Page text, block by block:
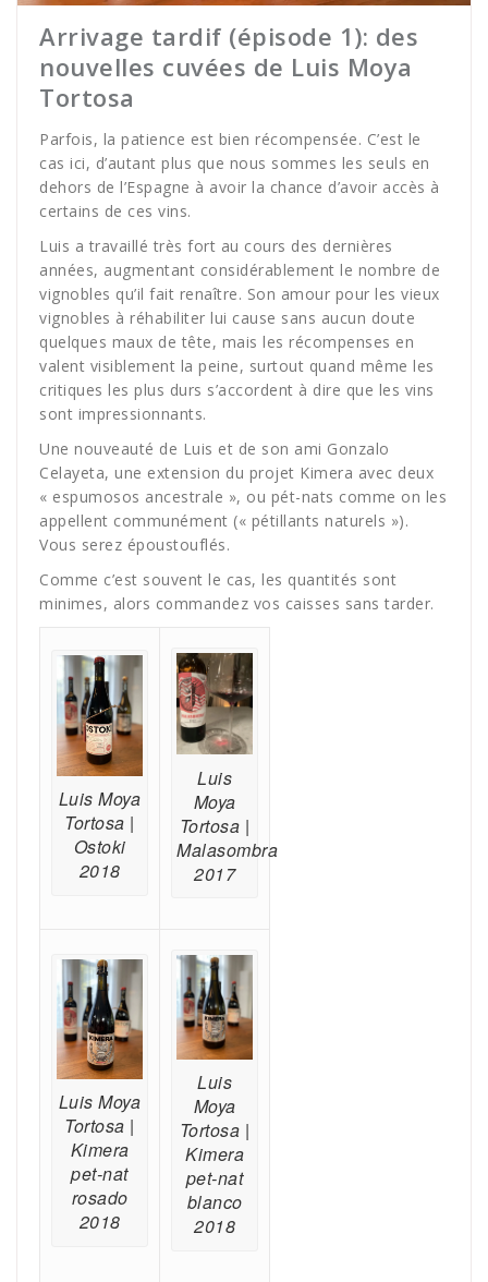
Arrivage tardif (épisode 1): des
nouvelles cuvées de Luis Moya
Tortosa
Parfois, la patience est bien récompensée. C’est le
cas ici, d’autant plus que nous sommes les seuls en
dehors de l’Espagne à avoir la chance d’avoir accès à
certains de ces vins.
Luis a travaillé très fort au cours des dernières
années, augmentant considérablement le nombre de
vignobles qu’il fait renaître. Son amour pour les vieux
vignobles à réhabiliter lui cause sans aucun doute
quelques maux de tête, mais les récompenses en
valent visiblement la peine, surtout quand même les
critiques les plus durs s’accordent à dire que les vins
sont impressionnants.
Une nouveauté de Luis et de son ami Gonzalo
Celayeta, une extension du projet Kimera avec deux
« espumosos ancestrale », ou pét-nats comme on les
appellent communément (« pétillants naturels »).
Vous serez époustouflés.
Comme c’est souvent le cas, les quantités sont
minimes, alors commandez vos caisses sans tarder.
Luis Moya
Tortosa |
Ostoki
2018
Luis
Moya
Tortosa |
Malasombra
2017
Luis Moya
Tortosa |
Kimera
pet-nat
rosado
2018
Luis
Moya
Tortosa |
Kimera
pet-nat
blanco
2018